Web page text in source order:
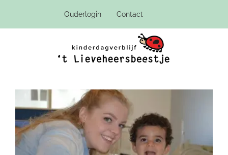
Ouderlogin Contact